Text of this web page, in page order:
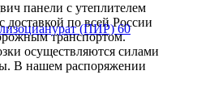
панели с утеплителем
по всей России
транспортом.
осуществляются силами
В нашем распоряжении